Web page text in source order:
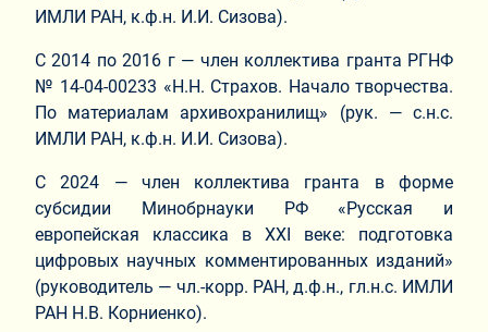
ИМЛИ РАН, к.ф.н. И.И. Сизова).
С 2014 по 2016 г — член коллектива гранта РГНФ
№ 14-04-00233 «Н.Н. Страхов. Начало творчества.
По материалам архивохранилищ» (рук. — с.н.с.
ИМЛИ РАН, к.ф.н. И.И. Сизова).
С 2024 — член коллектива гранта в форме
субсидии Минобрнауки РФ «Русская и
европейская классика в XXI веке: подготовка
цифровых научных комментированных изданий»
(руководитель — чл.-корр. РАН, д.ф.н., гл.н.с. ИМЛИ
РАН Н.В. Корниенко).